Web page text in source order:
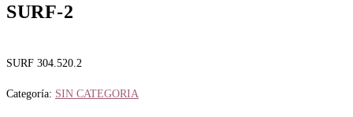
SURF-2
SURF 304.520.2
Categoría: SIN CATEGORIA